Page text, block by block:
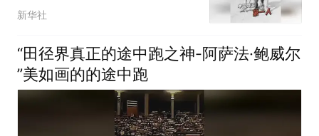
新华社
“田径界真正的途中跑之神-阿萨法·鲍威尔
”美如画的的途中跑